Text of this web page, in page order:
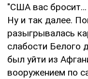
"США вас
Ну и так далее.
разыгрывалась
слабости Белого
был уйти из
вооружением по